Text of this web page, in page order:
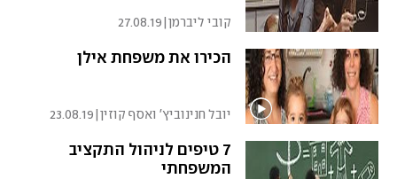
קובי ליברמן|
27.08.19
הכירו את משפחת אילן
יובל חנינוביץ' ואסף קוזין|
23.08.19
7 טיפים לניהול התקציב
המשפחתי